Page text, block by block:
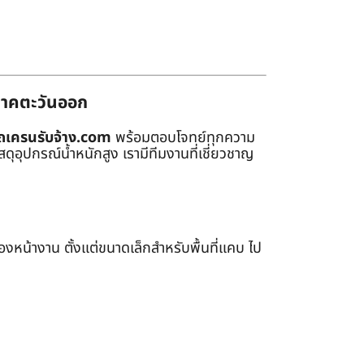
คตะวันออก
เครนรับจ้าง.com พร้อมตอบโจทย์ทุกความ
ดุอุปกรณ์น้ำหนักสูง เรามีทีมงานที่เชี่ยวชาญ
หน้างาน ตั้งแต่ขนาดเล็กสำหรับพื้นที่แคบ ไป